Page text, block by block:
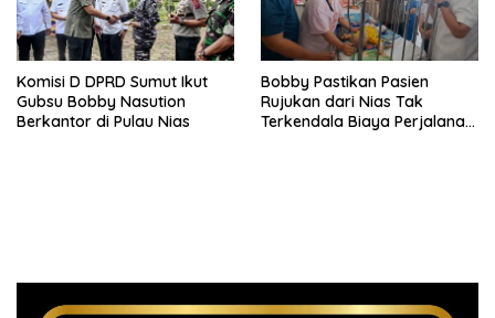
Komisi D DPRD Sumut Ikut
Gubsu Bobby Nasution
Berkantor di Pulau Nias
Bobby Pastikan Pasien
Rujukan dari Nias Tak
Terkendala Biaya Perjalanan